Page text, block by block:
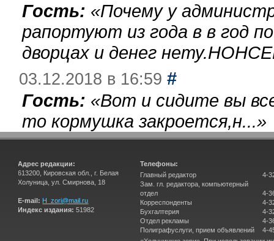
Гость: «Почему у
рапортуют из года в в год
дворцах и денег
03.12.2018 в 16:59 #
Гость: «Вот и сидите вы
то кормушка закроется,н...»
Адрес редакции:
613200, Кировская обл., г. Белая
Холуница, ул. Смирнова, 18
E-mail: H_zori@mail.ru
Индекс издания: 51982
Телефоны:
Главный редактор
Зам. гл. редактора, компьютерный
отдел
Корреспонденты
Бухгалтерия
Отдел рекламы
Полиграфуслуги, прием объявлений
4-
4-
4-
4-
4-
4-